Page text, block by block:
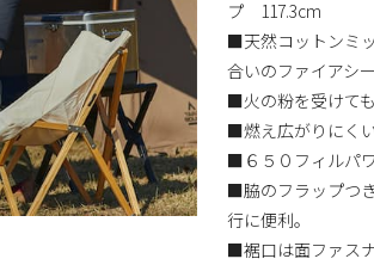
プ 117.3cm
■天然コットンミ
合いのファイアシ
■火の粉を受けて
■燃え広がりにく
■６５０フィルパ
■脇のフラップつ
行に便利。
■裾口は面ファス